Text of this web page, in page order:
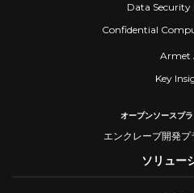
Data Security
Confidential
Armet
Key
オープンソースプ
エンクレーブ開発プ
ソリュー